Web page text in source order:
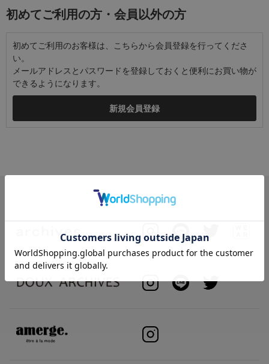
初めてご利用の方・会員以外の方
初めてご利用のお客様は、こちらから会員登録を行ってくださ
い。
メールアドレスとパスワードを登録しておくと便利にお買い物が
できるようになります。